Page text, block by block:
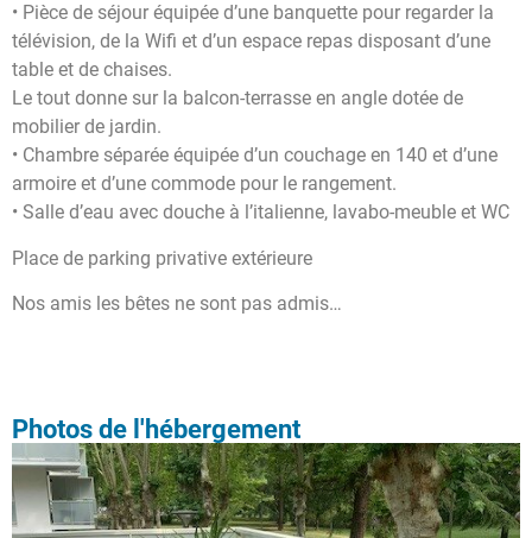
• Pièce de séjour équipée d’une banquette pour regarder la
télévision, de la Wifi et d’un espace repas disposant d’une
table et de chaises.
Le tout donne sur la balcon-terrasse en angle dotée de
mobilier de jardin.
• Chambre séparée équipée d’un couchage en 140 et d’une
armoire et d’une commode pour le rangement.
• Salle d’eau avec douche à l’italienne, lavabo-meuble et WC
Place de parking privative extérieure
Nos amis les bêtes ne sont pas admis…
Photos de l'hébergement